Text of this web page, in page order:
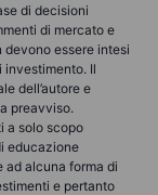
di decisioni
di mercato e
essere intesi
investimento. Il
dell’autore e
preavviso.
a solo scopo
educazione
ad alcuna forma di
e pertanto